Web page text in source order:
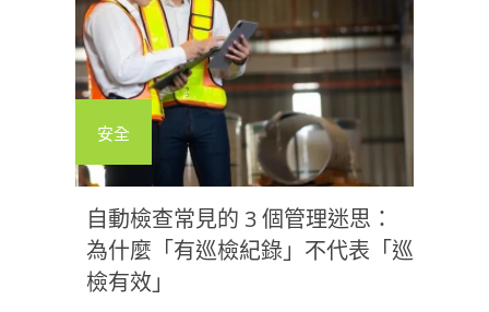
安全
自動檢查常見的 3 個管理迷思：
為什麼「有巡檢紀錄」不代表「巡
檢有效」